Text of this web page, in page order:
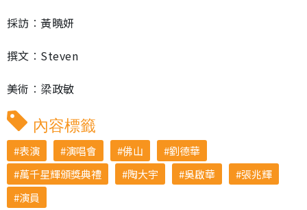
採訪︰黃曉妍
撰文︰Steven
美術︰梁政敏
內容標籤
表演 演唱會 佛山
劉德華
萬千星輝頒獎典禮
陶大宇 吳啟華
張兆輝
演員